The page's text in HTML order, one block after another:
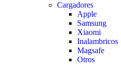
Cargadores
Apple
Samsung
Xiaomi
Inalambricos
Magsafe
Otros